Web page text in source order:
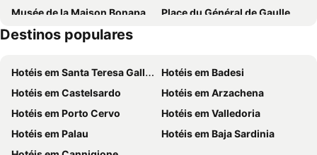
Auberge Kallisté - Eco Label
Le Golfe
Abbartello
Le Bella Vista Résidence
Hôtel Beach
Hôtel Restaurant le Bellevue
Le Neptune & Spa
Hotel Roc E Mare
Hotel San Carlu Citadelle
Hôtel Du Golfe
Napoleon
Musée de la Maison Bonaparte
Place du Général de Gaulle
Aeroporto de Ajaccio-Napoleão Bonaparte
Gare Maritime et Routière d'Ajaccio
Gare
Le barrage de l'Ospédale
Destinos populares
Hotéis em Santa Teresa Gallura
Hotéis em Badesi
Hotéis em Castelsardo
Hotéis em Arzachena
Hotéis em Porto Cervo
Hotéis em Valledoria
Hotéis em Palau
Hotéis em Baja Sardinia